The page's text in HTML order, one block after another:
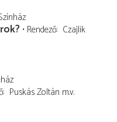
Rendező Czajlik
Puskás Zoltán m.v.